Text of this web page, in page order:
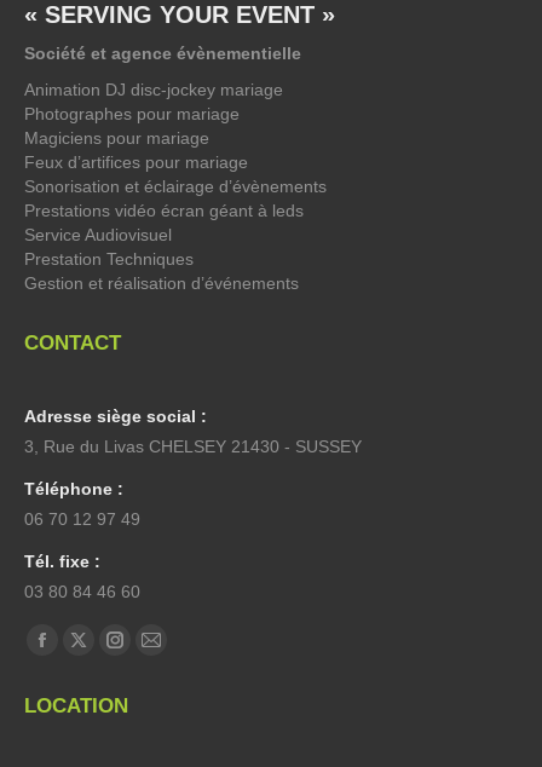
« SERVING YOUR EVENT »
Société et agence évènementielle
Animation DJ disc-jockey mariage
Photographes pour mariage
Magiciens pour mariage
Feux d’artifices pour mariage
Sonorisation et éclairage d’évènements
Prestations vidéo écran géant à leds
Service Audiovisuel
Prestation Techniques
Gestion et réalisation d’événements
CONTACT
Adresse siège social :
3, Rue du Livas CHELSEY 21430 - SUSSEY
Téléphone :
06 70 12 97 49
Tél. fixe :
03 80 84 46 60
Trouvez nous sur :
Facebook
X
La
Instagram
LOCATION